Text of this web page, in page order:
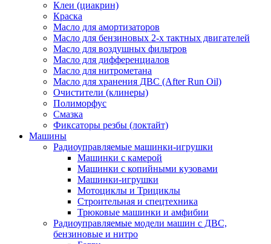
Клеи (циакрин)
Краска
Масло для амортизаторов
Масло для бензиновых 2-х тактных двигателей
Масло для воздушных фильтров
Масло для дифференциалов
Масло для нитрометана
Масло для хранения ДВС (After Run Oil)
Очистители (клинеры)
Полиморфус
Смазка
Фиксаторы резбы (локтайт)
Машины
Радиоуправляемые машинки-игрушки
Машинки с камерой
Машинки с копийными кузовами
Машинки-игрушки
Мотоциклы и Трициклы
Строительная и спецтехника
Трюковые машинки и амфибии
Радиоуправляемые модели машин с ДВС,
бензиновые и нитро